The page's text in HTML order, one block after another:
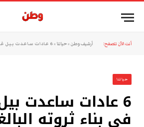
أنت الآن تتصفح: أرشيف وطن »حياتنا »6 عادات ساعدت بيل غيتس في بناء ثروته البالغة 106 مليار دولار
حياتنا
6 عادات ساعدت